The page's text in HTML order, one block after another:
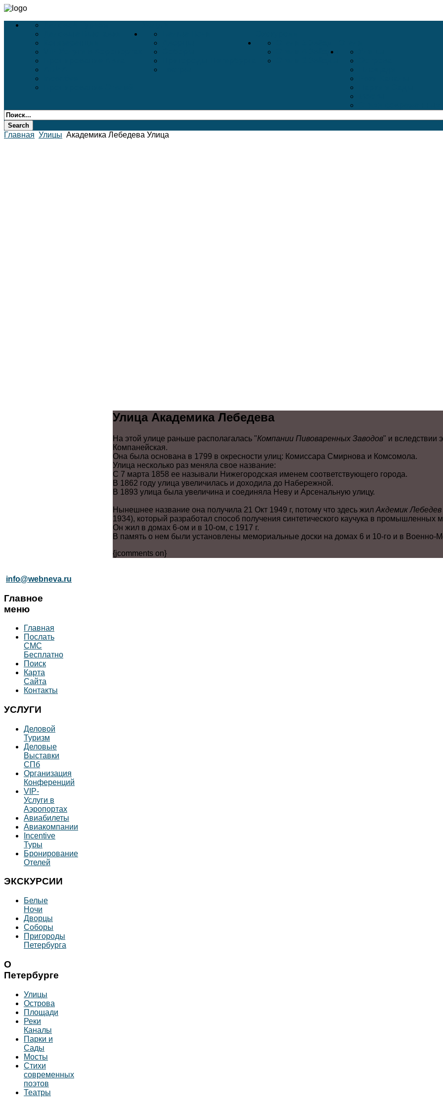
Отели 4 Звёзды
Главная Улицы Академика Лебедева Улица
Улица Академика Лебедева
На этой улице раньше располагалась "Компании Пивоваренных Заводов" и вследствии
Компанейская.
Она была основана в 1799 в окресности улиц: Комиссара Смирнова и Комсомола.
Улица несколько раз меняла свое название:
С 7 марта 1858 ее называли Нижегородская именем соответствующего города.
В 1862 году улица увеличилась и доходила до Набережной.
В 1893 улица была увеличина и соединяла Неву и Арсенальную улицу.
Нынешнее название она получила 21 Окт 1949 г, потому что здесь жил Акдемик
1934), который разработал способ получения синтетического каучука в промышленных
Он жил в домах 6-ом и в 10-ом, с 1917 г.
В память о нем были установлены мемориальные доски на домах 6 и 10-го и в Военно-
{jcomments on}
info@webneva.ru
Главное
меню
Главная
Послать
СМС
Бесплатно
Поиск
Карта
Сайта
Контакты
УСЛУГИ
Деловой
Туризм
Деловые
Выставки
СПб
Организация
Конференций
VIP-
Услуги в
Аэропортах
Авиабилеты
Авиакомпании
Incentive
Туры
Бронирование
Отелей
ЭКСКУРСИИ
Белые
Ночи
Дворцы
Соборы
Пригороды
Петербурга
О
Петербурге
Улицы
Острова
Площади
Реки
Каналы
Парки и
Сады
Мосты
Стихи
современных
поэтов
Театры